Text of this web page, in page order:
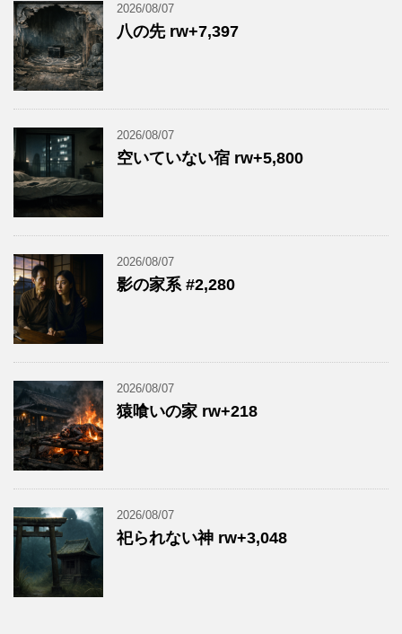
2026/08/07
八の先 rw+7,397
2026/08/07
空いていない宿 rw+5,800
2026/08/07
影の家系 #2,280
2026/08/07
猿喰いの家 rw+218
2026/08/07
祀られない神 rw+3,048